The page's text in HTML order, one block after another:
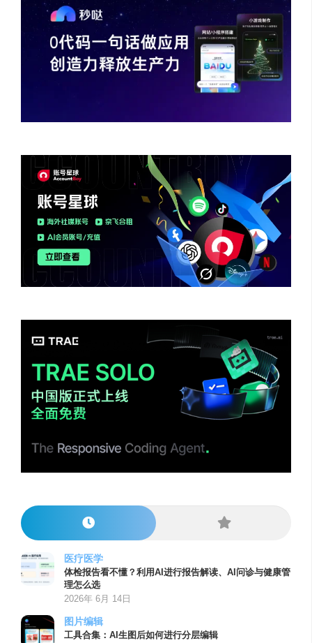
医疗医学
体检报告看不懂？利用AI进行报告解读、AI问诊与健康管
理怎么选
2026年 6月 14日
图片编辑
工具合集：AI生图后如何进行分层编辑